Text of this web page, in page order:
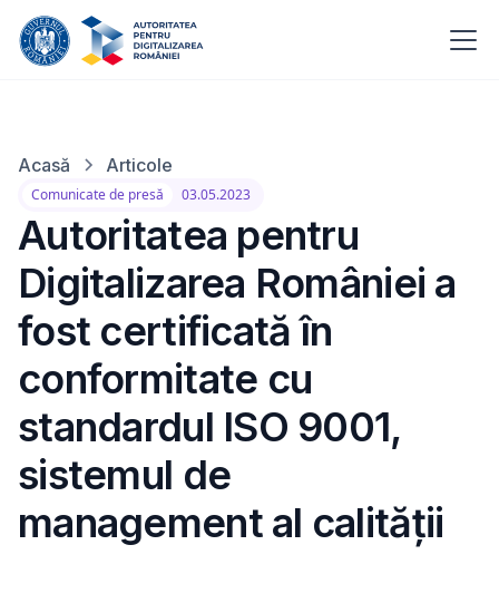
Acasă Articole
Comunicate de presă 03.05.2023
Autoritatea pentru
Digitalizarea României a
fost certificată în
conformitate cu
standardul ISO 9001,
sistemul de
management al calității